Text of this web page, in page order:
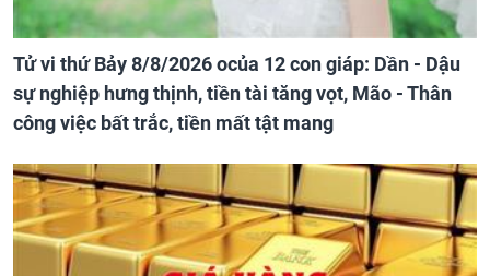
Tử vi thứ Bảy 8/8/2026 ocủa 12 con giáp: Dần - Dậu
sự nghiệp hưng thịnh, tiền tài tăng vọt, Mão - Thân
công việc bất trắc, tiền mất tật mang